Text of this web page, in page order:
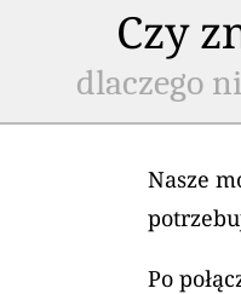
Czy
dlaczego
Nasze
Po